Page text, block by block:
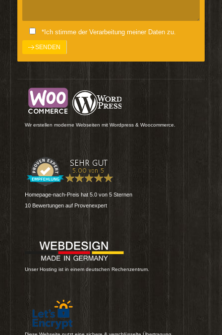
*Ich stimme der Verarbeitung meiner Daten zu.
Wir erstellen moderne Webseiten mit Wordpress & Woocommerce.
Homepage-nach-Preis hat 5.0 von 5 Sternen
10 Bewertungen auf Provenexpert
Unser Hosting ist in einem deutschen Rechenzentrum.